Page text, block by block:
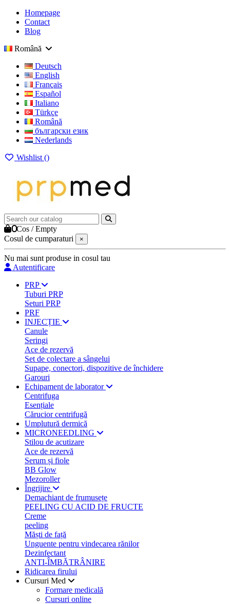
Homepage
Contact
Blog
Română
Deutsch
English
Français
Español
Italiano
Türkçe
Română
български език
Nederlands
Wishlist ()
0Cos /Empty
Cosul de cumparaturi
×
Nu mai sunt produse in cosul tau
Autentificare
PRP
Tuburi PRP
Seturi PRP
PRF
INJECȚIE
Canule
Seringi
Ace de rezervă
Set de colectare a sângelui
Supape, conectori, dispozitive de închidere
Garouri
Echipament de laborator
Centrifuga
Esențiale
Cărucior centrifugă
Umplutură dermică
MICRONEEDLING
Stilou de acutizare
Ace de rezervă
Serum și fiole
BB Glow
Mezoroller
Îngrijire
Demachiant de frumusețe
PEELING CU ACID DE FRUCTE
Creme
peeling
Măști de față
Unguente pentru vindecarea rănilor
Dezinfectant
ANTI-ÎMBĂTRÂNIRE
Ridicarea firului
Cursuri Med
Formare medicală
Cursuri online